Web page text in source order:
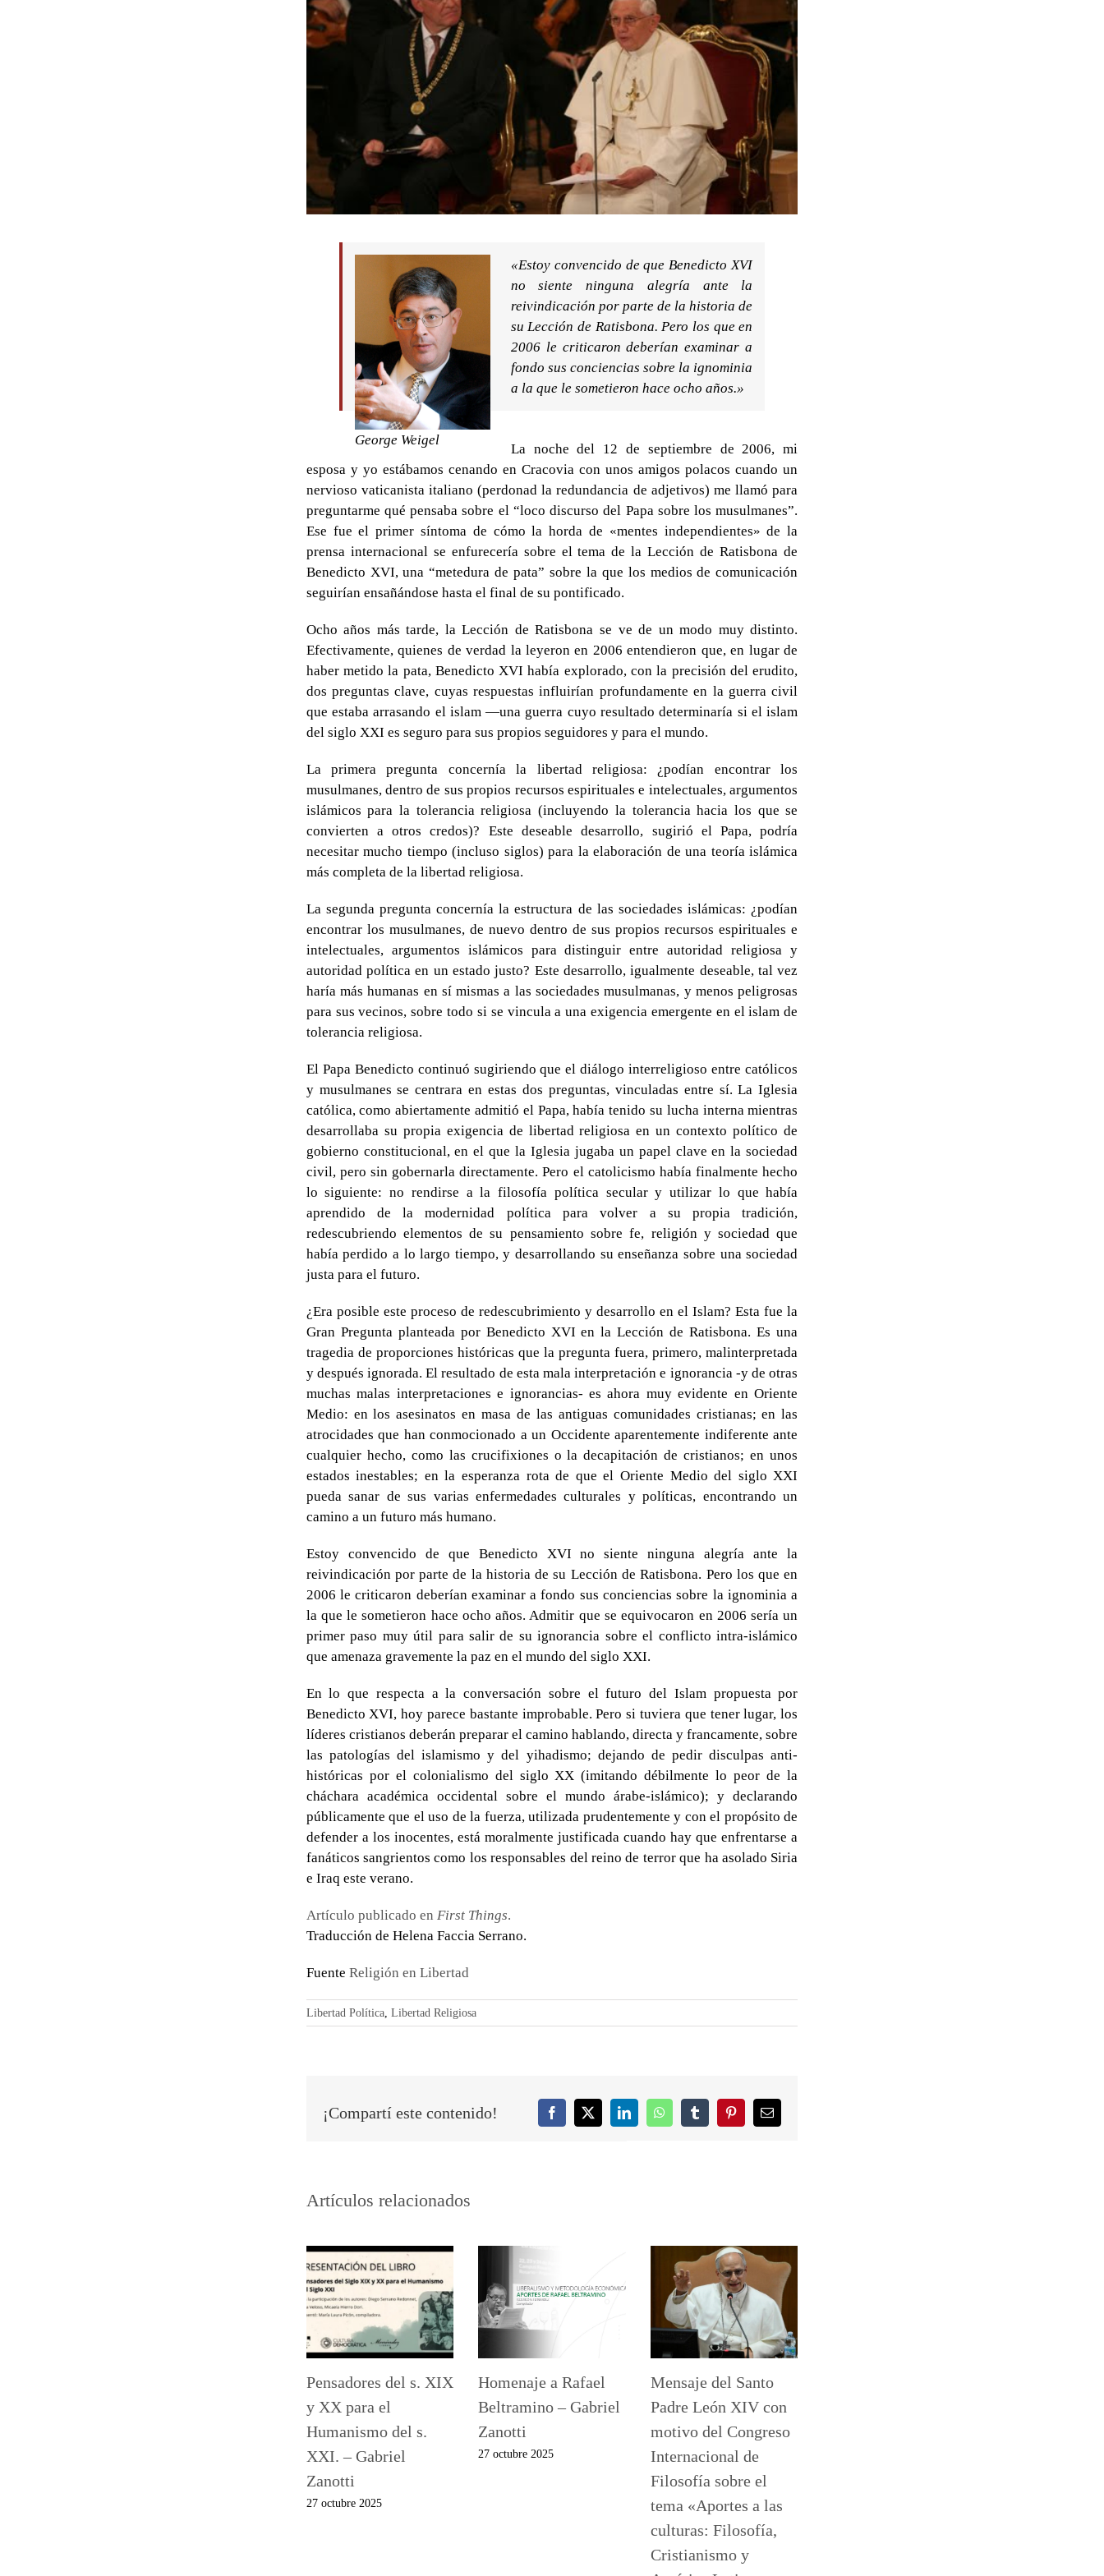
George Weigel
«Estoy convencido de que Benedicto XVI
no siente ninguna alegría ante la
reivindicación por parte de la historia de
su Lección de Ratisbona. Pero los que en
2006 le criticaron deberían examinar a
fondo sus conciencias sobre la ignominia
a la que le sometieron hace ocho años.»
La noche del 12 de septiembre de 2006, mi
esposa y yo estábamos cenando en Cracovia con unos amigos polacos cuando un
nervioso vaticanista italiano (perdonad la redundancia de adjetivos) me llamó para
preguntarme qué pensaba sobre el “loco discurso del Papa sobre los musulmanes”.
Ese fue el primer síntoma de cómo la horda de «mentes independientes» de la
prensa internacional se enfurecería sobre el tema de la Lección de Ratisbona de
Benedicto XVI, una “metedura de pata” sobre la que los medios de comunicación
seguirían ensañándose hasta el final de su pontificado.
Ocho años más tarde, la Lección de Ratisbona se ve de un modo muy distinto.
Efectivamente, quienes de verdad la leyeron en 2006 entendieron que, en lugar de
haber metido la pata, Benedicto XVI había explorado, con la precisión del erudito,
dos preguntas clave, cuyas respuestas influirían profundamente en la guerra civil
que estaba arrasando el islam —una guerra cuyo resultado determinaría si el islam
del siglo XXI es seguro para sus propios seguidores y para el mundo.
La primera pregunta concernía la libertad religiosa: ¿podían encontrar los
musulmanes, dentro de sus propios recursos espirituales e intelectuales, argumentos
islámicos para la tolerancia religiosa (incluyendo la tolerancia hacia los que se
convierten a otros credos)? Este deseable desarrollo, sugirió el Papa, podría
necesitar mucho tiempo (incluso siglos) para la elaboración de una teoría islámica
más completa de la libertad religiosa.
La segunda pregunta concernía la estructura de las sociedades islámicas: ¿podían
encontrar los musulmanes, de nuevo dentro de sus propios recursos espirituales e
intelectuales, argumentos islámicos para distinguir entre autoridad religiosa y
autoridad política en un estado justo? Este desarrollo, igualmente deseable, tal vez
haría más humanas en sí mismas a las sociedades musulmanas, y menos peligrosas
para sus vecinos, sobre todo si se vincula a una exigencia emergente en el islam de
tolerancia religiosa.
El Papa Benedicto continuó sugiriendo que el diálogo interreligioso entre católicos
y musulmanes se centrara en estas dos preguntas, vinculadas entre sí. La Iglesia
católica, como abiertamente admitió el Papa, había tenido su lucha interna mientras
desarrollaba su propia exigencia de libertad religiosa en un contexto político de
gobierno constitucional, en el que la Iglesia jugaba un papel clave en la sociedad
civil, pero sin gobernarla directamente. Pero el catolicismo había finalmente hecho
lo siguiente: no rendirse a la filosofía política secular y utilizar lo que había
aprendido de la modernidad política para volver a su propia tradición,
redescubriendo elementos de su pensamiento sobre fe, religión y sociedad que
había perdido a lo largo tiempo, y desarrollando su enseñanza sobre una sociedad
justa para el futuro.
¿Era posible este proceso de redescubrimiento y desarrollo en el Islam? Esta fue la
Gran Pregunta planteada por Benedicto XVI en la Lección de Ratisbona. Es una
tragedia de proporciones históricas que la pregunta fuera, primero, malinterpretada
y después ignorada. El resultado de esta mala interpretación e ignorancia -y de otras
muchas malas interpretaciones e ignorancias- es ahora muy evidente en Oriente
Medio: en los asesinatos en masa de las antiguas comunidades cristianas; en las
atrocidades que han conmocionado a un Occidente aparentemente indiferente ante
cualquier hecho, como las crucifixiones o la decapitación de cristianos; en unos
estados inestables; en la esperanza rota de que el Oriente Medio del siglo XXI
pueda sanar de sus varias enfermedades culturales y políticas, encontrando un
camino a un futuro más humano.
Estoy convencido de que Benedicto XVI no siente ninguna alegría ante la
reivindicación por parte de la historia de su Lección de Ratisbona. Pero los que en
2006 le criticaron deberían examinar a fondo sus conciencias sobre la ignominia a
la que le sometieron hace ocho años. Admitir que se equivocaron en 2006 sería un
primer paso muy útil para salir de su ignorancia sobre el conflicto intra-islámico
que amenaza gravemente la paz en el mundo del siglo XXI.
En lo que respecta a la conversación sobre el futuro del Islam propuesta por
Benedicto XVI, hoy parece bastante improbable. Pero si tuviera que tener lugar, los
líderes cristianos deberán preparar el camino hablando, directa y francamente, sobre
las patologías del islamismo y del yihadismo; dejando de pedir disculpas anti-
históricas por el colonialismo del siglo XX (imitando débilmente lo peor de la
cháchara académica occidental sobre el mundo árabe-islámico); y declarando
públicamente que el uso de la fuerza, utilizada prudentemente y con el propósito de
defender a los inocentes, está moralmente justificada cuando hay que enfrentarse a
fanáticos sangrientos como los responsables del reino de terror que ha asolado Siria
e Iraq este verano.
Artículo publicado en First Things.
Traducción de Helena Faccia Serrano.
Fuente Religión en Libertad
Libertad Política, Libertad Religiosa
¡Compartí este contenido! FacebookTwitterLinkedInWhatsAppTumblrPinterestCorreo
electrónico
Artículos relacionados
Pensadores del s. XIX
y XX para el
Humanismo del s.
XXI. – Gabriel
Zanotti
27 octubre 2025
Homenaje a Rafael
Beltramino – Gabriel
Zanotti
27 octubre 2025
Mensaje del Santo
Padre León XIV con
motivo del Congreso
Internacional de
Filosofía sobre el
tema «Aportes a las
culturas: Filosofía,
Cristianismo y